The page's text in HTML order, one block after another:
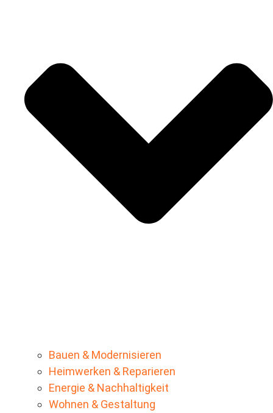
Bauen & Modernisieren
Heimwerken & Reparieren
Energie & Nachhaltigkeit
Wohnen & Gestaltung